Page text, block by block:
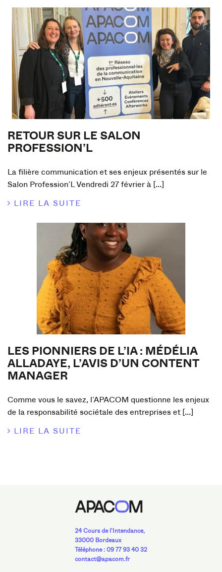
RETOUR SUR LE SALON
PROFESSION’L
La filière communication et ses enjeux présentés sur le
Salon Profession’L Vendredi 27 février à [...]
LIRE LA SUITE
LES PIONNIERS DE L’IA : MÉDÉLIA
ALLADAYE, L’AVIS D’UN CONTENT
MANAGER
Comme vous le savez, l’APACOM questionne les enjeux
de la responsabilité sociétale des entreprises et [...]
LIRE LA SUITE
24 Cours de l'Intendance,
33000 Bordeaux
Téléphone : 09 77 93 40 32
contact@apacom.fr